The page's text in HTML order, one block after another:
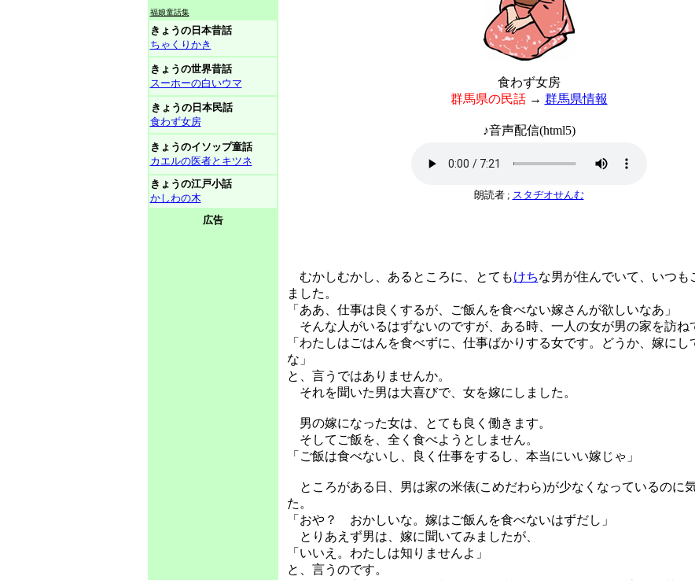
福娘童話集
きょうの日本昔話
ちゃくりかき
きょうの世界昔話
スーホーの白いウマ
きょうの日本民話
食わず女房
きょうのイソップ童話
カエルの医者とキツネ
きょうの江戸小話
かしわの木
広告
食わず女房
群馬県の民話→ 群馬県情報
♪音声配信(html5)
朗読者 ; スタヂオせんむ
むかしむかし、あるところに、とてもけちな男が住んでいて、いつも
ました。
「ああ、仕事は良くするが、ご飯んを食べない嫁さんが欲しいなあ」
そんな人がいるはずないのですが、ある時、一人の女が男の家を訪ね
「わたしはごはんを食べずに、仕事ばかりする女です。どうか、嫁にし
な」
と、言うではありませんか。
それを聞いた男は大喜びで、女を嫁にしました。
男の嫁になった女は、とても良く働きます。
そしてご飯を、全く食べようとしません。
「ご飯は食べないし、良く仕事をするし、本当にいい嫁じゃ」
ところがある日、男は家の米俵(こめだわら)が少なくなっているのに
た。
「おや？ おかしいな。嫁はご飯んを食べないはずだし」
とりあえず男は、嫁に聞いてみましたが、
「いいえ。わたしは知りませんよ」
と、言うのです。